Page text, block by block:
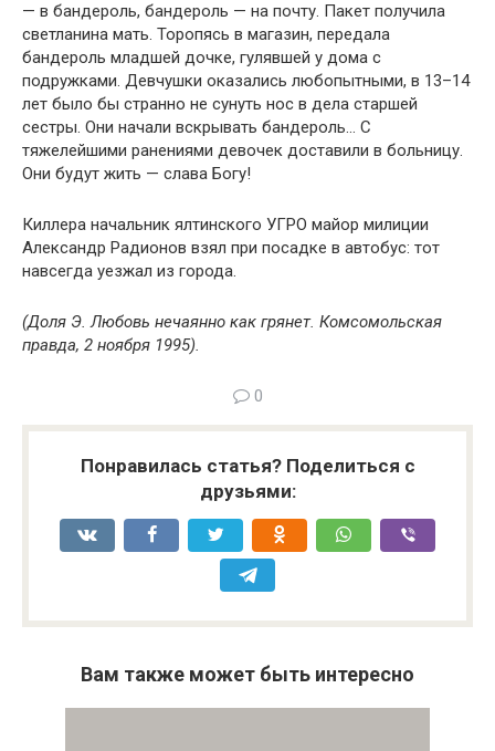
— в бандероль, бандероль — на почту. Пакет получила
светланина мать. Торопясь в магазин, передала
бандероль младшей дочке, гулявшей у дома с
подружками. Девчушки оказались любопытными, в 13–14
лет было бы странно не сунуть нос в дела старшей
сестры. Они начали вскрывать бандероль… С
тяжелейшими ранениями девочек доставили в больницу.
Они будут жить — слава Богу!
Киллера начальник ялтинского УГРО майор милиции
Александр Радионов взял при посадке в автобус: тот
навсегда уезжал из города.
(Доля Э. Любовь нечаянно как грянет. Комсомольская
правда, 2 ноября 1995).
0
Понравилась статья? Поделиться с
друзьями:
Вам также может быть интересно